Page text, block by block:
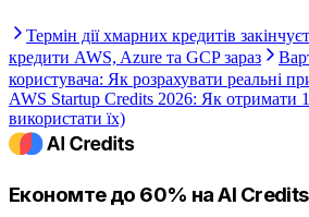
Термін дії хмарних кредитів
кредити AWS, Azure та GCP зараз
користувача: Як розрахувати реальні
AWS Startup Credits 2026: Як отримати
використати їх)
Економте до 60% на AI Credits